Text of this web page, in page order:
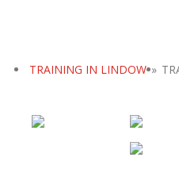
TRAINING IN LINDOW »